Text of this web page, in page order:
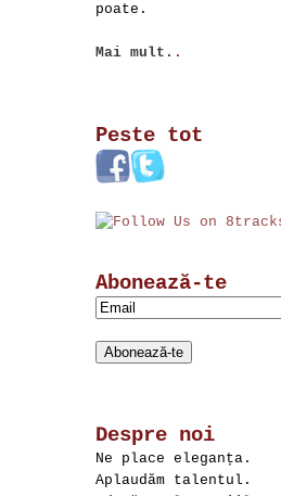
poate.
Mai mult. .
Peste tot
Abonează-te
Despre noi
Ne place eleganța.
Aplaudăm talentul.